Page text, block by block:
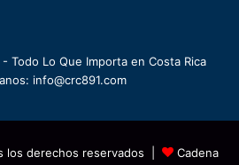
Todo Lo Que Importa en Costa Rica
info@crc891.com
los derechos reservados |
Cadena